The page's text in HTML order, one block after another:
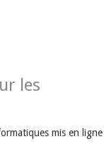
les
mis en ligne